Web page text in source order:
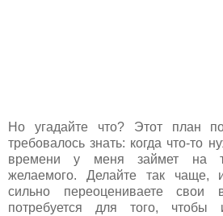
Но угадайте что? Этот план
требовалось знать: когда что-то
времени у меня займет на
желаемого. Делайте так чаще,
сильно переоцениваете свои
потребуется для того, чтобы